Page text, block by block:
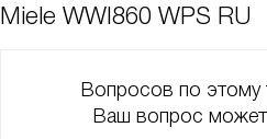
Miele WWI860 WPS RU
Вопросов по этому
Ваш вопрос может